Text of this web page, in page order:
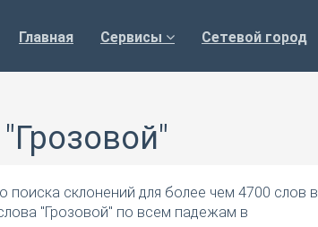
Главная Сервисы Сетевой город
склонений для более чем 4700 слов в
"Грозовой" по всем падежам в